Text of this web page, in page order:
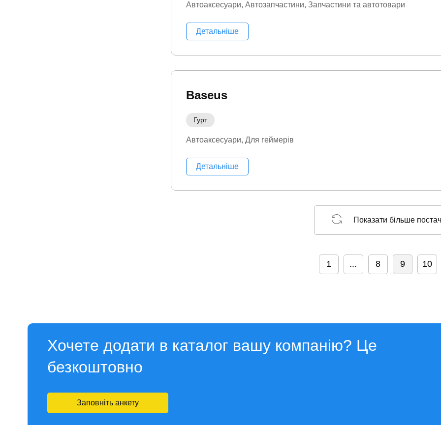
Автоаксесуари Автозапчастини Запчастини та автотовари
Детальніше
Baseus
Гурт
Автоаксесуари Для геймерів
Детальніше
Показати більше
1 ... 8 9 10
Хочете додати в каталог вашу компанію? Це
безкоштовно
Заповніть анкету